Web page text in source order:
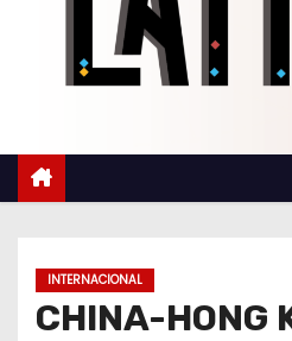
INTERNACIONAL
CHINA-HONG